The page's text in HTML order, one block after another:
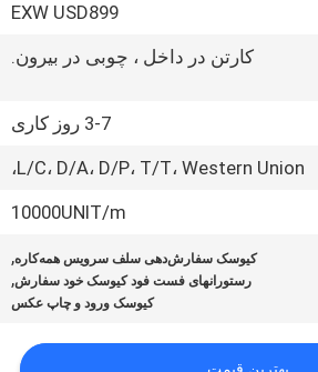
EXW USD899
کارتن در داخل ، چوبی در بیرون.
3-7 روز کاری
L/C، D/A، D/P، T/T، Western Union،
10000UNIT/m
کیوسک سفارش‌دهی سلف سرویس همه‌کاره,
رستورانهای فست فود کیوسک خود سفارش,
کیوسک ورود و چاپ عکس